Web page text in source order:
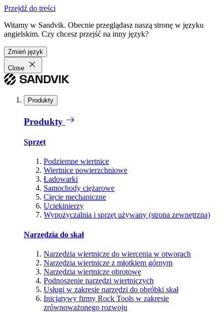
Przejdź do treści
Witamy w Sandvik. Obecnie przeglądasz naszą stronę w języku
angielskim. Czy chcesz przejść na inny język?
Zmień język
Close
Produkty
Produkty
Sprzęt
Podziemne wiertnice
Wiertnice powierzchniowe
Ładowarki
Samochody ciężarowe
Cięcie mechaniczne
Uciekinierzy
Wypożyczalnia i sprzęt używany (strona zewnętrzna)
Narzędzia do skał
Narzędzia wiertnicze do wiercenia w otworach
Narzędzia wiertnicze z młotkiem górnym
Narzędzia wiertnicze obrotowe
Podnoszenie narzędzi wiertniczych
Usługi w zakresie narzędzi do obróbki skał
Inicjatywy firmy Rock Tools w zakresie
zrównoważonego rozwoju